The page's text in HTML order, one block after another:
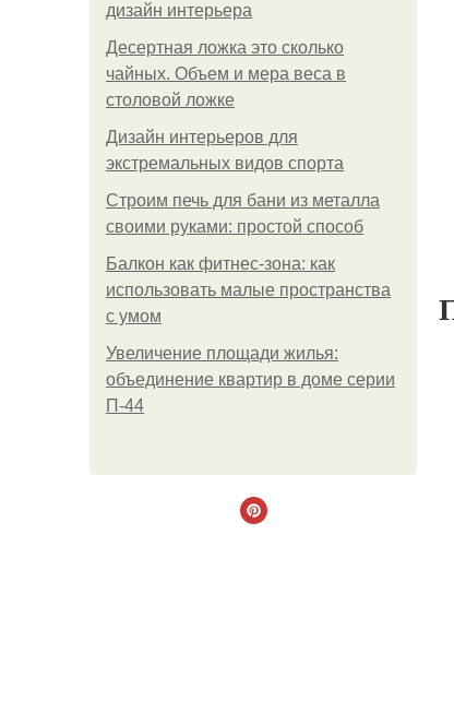
дизайн интерьера
Десертная ложка это сколько
чайных. Объем и мера веса в
столовой ложке
Дизайн интерьеров для
экстремальных видов спорта
Строим печь для бани из металла
своими руками: простой способ
Балкон как фитнес-зона: как
использовать малые пространства
с умом
Увеличение площади жилья:
объединение квартир в доме серии
П-44